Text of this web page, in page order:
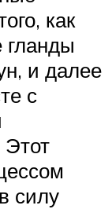
как
гланды
и далее
с
Этот
силу